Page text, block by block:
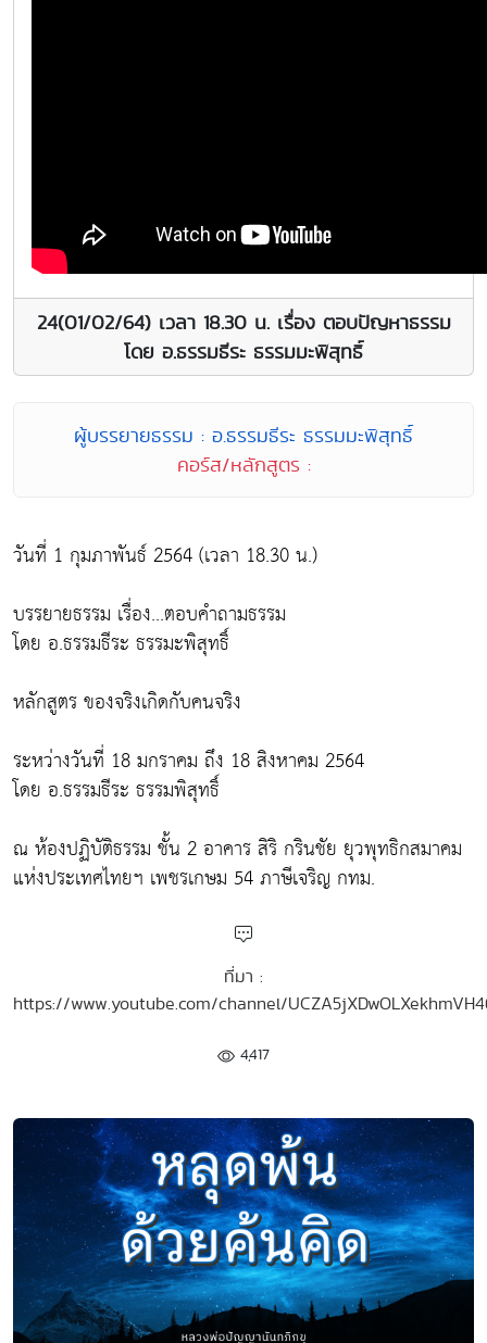
24(01/02/64) เวลา 18.30 น. เรื่อง ตอบปัญหาธรรม
โดย อ.ธรรมธีระ ธรรมมะพิสุทธิ์
ผู้บรรยายธรรม : อ.ธรรมธีระ ธรรมมะพิสุทธิ์
คอร์ส/หลักสูตร :
วันที่ 1 กุมภาพันธ์ 2564 (เวลา 18.30 น.)
บรรยายธรรม เรื่อง...ตอบคำถามธรรม
โดย อ.ธรรมธีระ ธรรมะพิสุทธิ์
หลักสูตร ของจริงเกิดกับคนจริง
ระหว่างวันที่ 18 มกราคม ถึง 18 สิงหาคม 2564
โดย อ.ธรรมธีระ ธรรมพิสุทธิ์
ณ ห้องปฏิบัติธรรม ชั้น 2 อาคาร สิริ กรินชัย ยุวพุทธิกสมาคม
แห่งประเทศไทยฯ เพชรเกษม 54 ภาษีเจริญ กทม.
ที่มา :
https://www.youtube.com/channel/
4,417